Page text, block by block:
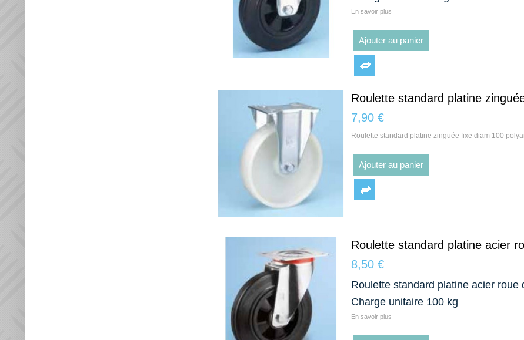
En savoir plus
Ajouter au panier
Roulette standard platine
7,90 €
Roulette standard platine zinguée fixe diam 100
Ajouter au panier
Roulette standard platine acier
8,50 €
Roulette standard platine acier
Charge unitaire 100 kg
En savoir plus